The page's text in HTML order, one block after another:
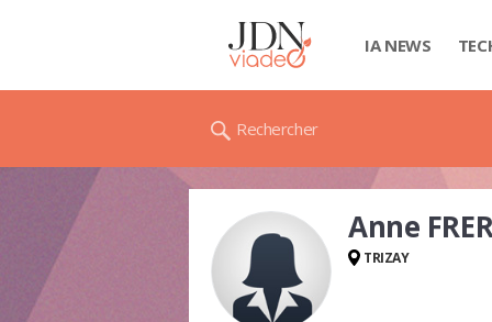
IA NEWS
Rechercher
Anne
TRIZAY